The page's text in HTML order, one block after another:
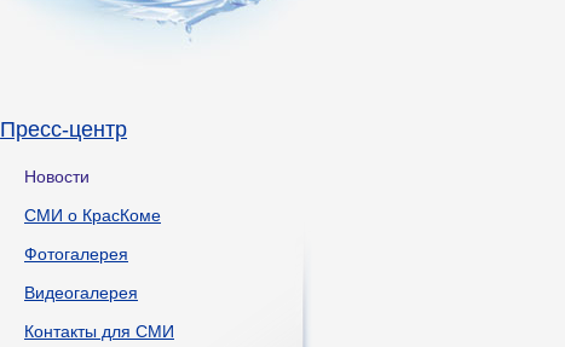
Пресс-центр
Новости
СМИ о КрасКоме
Фотогалерея
Видеогалерея
Контакты для СМИ